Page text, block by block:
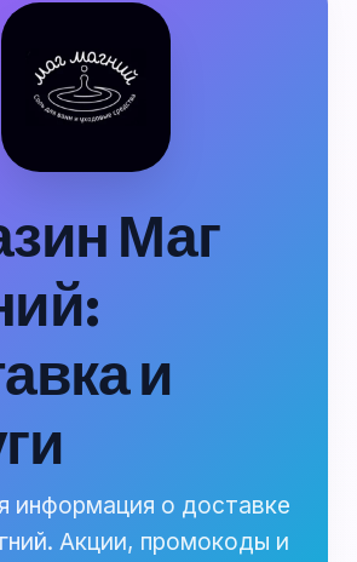
Маг
и
информация о доставке
Акции, промокоды и